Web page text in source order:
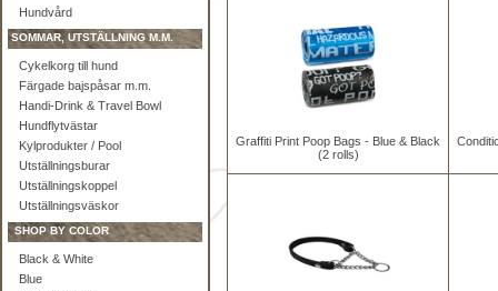
Hundvård
SOMMAR, UTSTÄLLNING M.M.
Cykelkorg till hund
Färgade bajspåsar m.m.
Handi-Drink & Travel Bowl
Hundflytvästar
Kylprodukter / Pool
Utställningsburar
Utställningskoppel
Utställningsväskor
SHOP BY COLOR
Black & White
Blue
Graffiti Print Poop Bags - Blue & Black
(2 rolls)